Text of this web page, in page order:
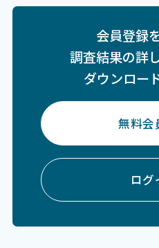
会員登録
調査結果の詳
ダウンロー
無料会
ログ